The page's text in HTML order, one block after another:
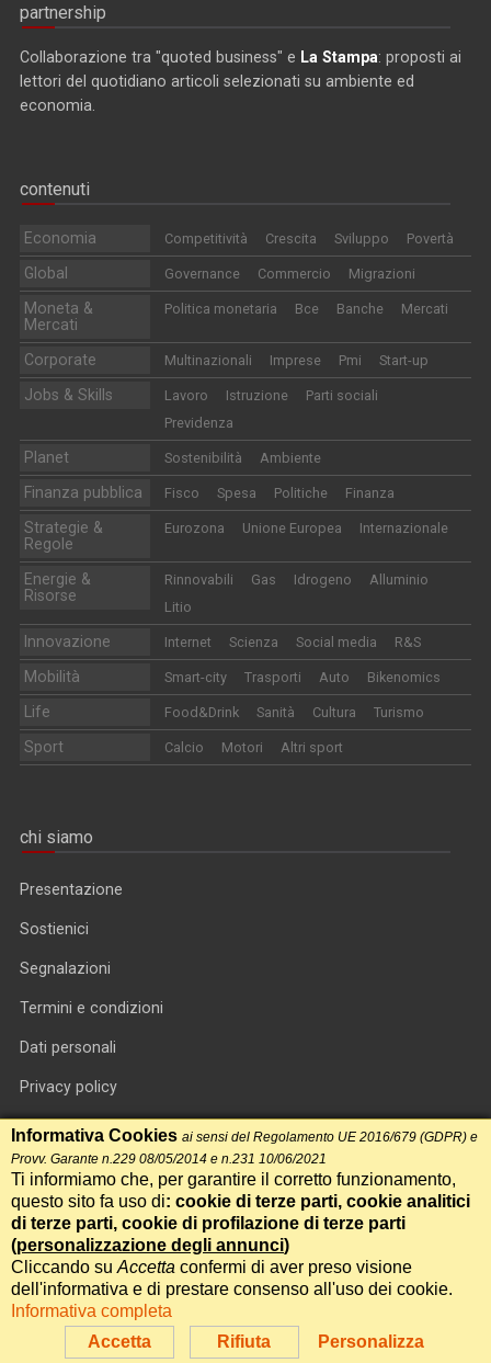
partnership
Collaborazione tra "quoted business" e La Stampa: proposti ai
lettori del quotidiano articoli selezionati su ambiente ed
economia.
contenuti
Economia Competitività Crescita Sviluppo Povertà
Global Governance Commercio Migrazioni
Moneta &
Mercati
Politica monetaria Bce Banche Mercati
Corporate Multinazionali Imprese Pmi Start-up
Jobs & Skills Lavoro Istruzione
Parti sociali
Previdenza
Planet Sostenibilità Ambiente
Finanza pubblica Fisco Spesa Politiche Finanza
Strategie &
Regole
Eurozona Unione Europea Internazionale
Energie &
Risorse
Rinnovabili Gas Idrogeno
Alluminio
Litio
Innovazione Internet Scienza Social media R&S
Mobilità Smart-city Trasporti Auto Bikenomics
Life Food&Drink Sanità Cultura Turismo
Sport Calcio Motori Altri sport
chi siamo
Presentazione
Sostienici
Segnalazioni
Termini e condizioni
Dati personali
Privacy policy
Informativa cookie
RSS feed
RSS Top News
Contatti
International Communication S.r.l. • P.IVA 14478081004 • Testata
giornalistica n.191, reg. Tribunale di Roma del 14/12/2017
Accetta Rifiuta Personalizza
Informativa Cookies ai sensi del Regolamento UE 2016/679 (GDPR) e
Provv. Garante n.229 08/05/2014 e n.231 10/06/2021
Ti informiamo che, per garantire il corretto funzionamento,
questo sito fa uso di: cookie di terze parti, cookie analitici
di terze parti, cookie di profilazione di terze parti
(personalizzazione degli annunci)
Cliccando su Accetta confermi di aver preso visione
dell'informativa e di prestare consenso all'uso dei cookie.
Informativa completa